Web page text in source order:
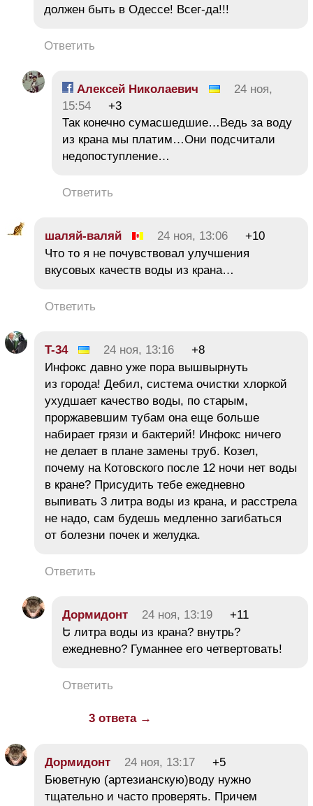
должен быть в Одессе! Всег-да!!!
Ответить
Алексей Николаевич
24 ноя,
15:54
+3
Так конечно сумасшедшие…Ведь за воду
из крана мы платим…Они подсчитали
недопоступление…
Ответить
шаляй-валяй 24 ноя, 13:06
+10
Что то я не почувствовал улучшения
вкусовых качеств воды из крана…
Ответить
T-34 24 ноя, 13:16
+8
Инфокс давно уже пора вышвырнуть
из города! Дебил, система очистки хлоркой
ухудшает качество воды, по старым,
проржавевшим тубам она еще больше
набирает грязи и бактерий! Инфокс ничего
не делает в плане замены труб. Козел,
почему на Котовского после 12 ночи нет воды
в кране? Присудить тебе ежедневно
выпивать 3 литра воды из крана, и расстрела
не надо, сам будешь медленно загибаться
от болезни почек и желудка.
Ответить
Дормидонт 24 ноя, 13:19
+11
Ե литра воды из крана? внутрь?
ежедневно? Гуманнее его четвертовать!
Ответить
3 ответа →
Дормидонт 24 ноя, 13:17
+5
Бюветную (артезианскую)воду нужно
тщательно и часто проверять. Причем